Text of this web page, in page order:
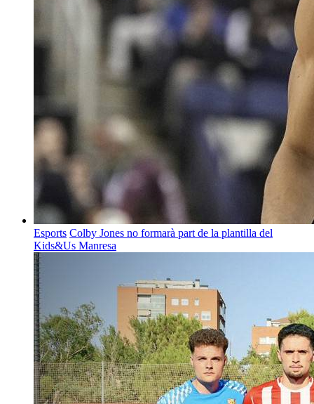
Esports Colby Jones no formarà part de la plantilla del
Kids&Us Manresa